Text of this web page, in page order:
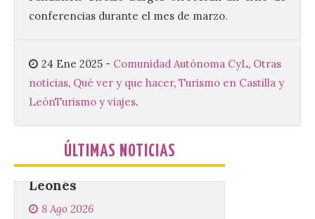
conferencias durante el mes de marzo.
24 Ene 2025 - Comunidad Autónoma CyL, Otras
noticias, Qué ver y que hacer, Turismo en Castilla y
LeónTurismo y viajes.
ÚLTIMAS NOTICIAS
noviembre. La Universidad, a […]
Conceyu vuelve a exigir
un contingente
especializado y
profesional de bomberos
8 Ago 2026